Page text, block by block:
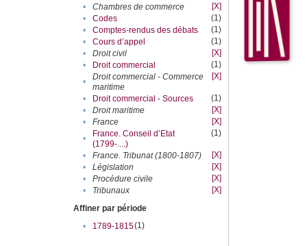
•
Chambres de commerce
[X]
•
Codes
(1)
•
Comptes-rendus des débats
(1)
•
Cours d’appel
(1)
•
Droit civil
[X]
•
Droit commercial
(1)
•
Droit commercial - Commerce
maritime
[X]
• Droit commercial - Sources
(1)
•
Droit maritime
[X]
•
France
[X]
•
France. Conseil d’Etat
(1799-....)
(1)
• France. Tribunat (1800-1807)
[X]
•
Législation
[X]
•
Procédure civile
[X]
•
Tribunaux
[X]
Affiner par période
•
1789-1815(1)